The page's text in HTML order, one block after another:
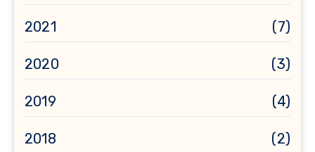
2021 (7)
2020 (3)
2019 (4)
2018 (2)